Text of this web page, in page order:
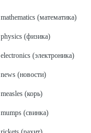
mathematics (математика)
physics (физика)
electronics (электроника)
news (новости)
measles (корь)
mumps (свинка)